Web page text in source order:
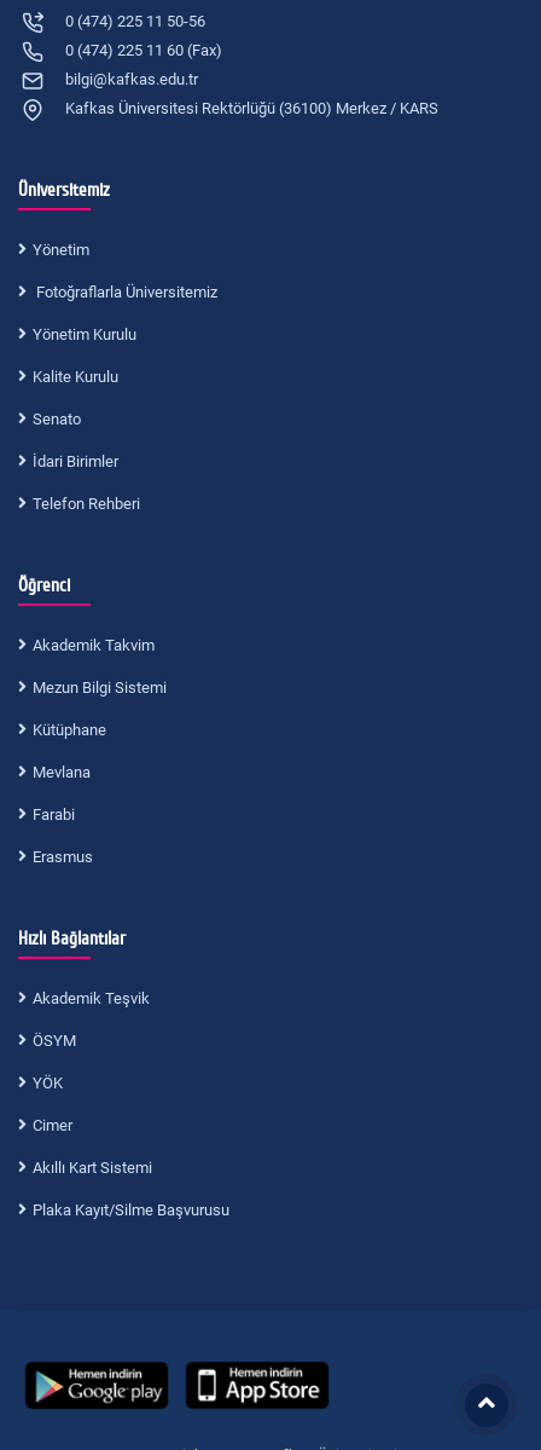
0 (474) 225 11 50-56
0 (474) 225 11 60 (Fax)
bilgi@kafkas.edu.tr
Kafkas Üniversitesi Rektörlüğü (36100) Merkez / KARS
Üniversitemiz
Yönetim
Fotoğraflarla Üniversitemiz
Yönetim Kurulu
Kalite Kurulu
Senato
İdari Birimler
Telefon Rehberi
Öğrenci
Akademik Takvim
Mezun Bilgi Sistemi
Kütüphane
Mevlana
Farabi
Erasmus
Hızlı Bağlantılar
Akademik Teşvik
ÖSYM
YÖK
Cimer
Akıllı Kart Sistemi
Plaka Kayıt/Silme Başvurusu